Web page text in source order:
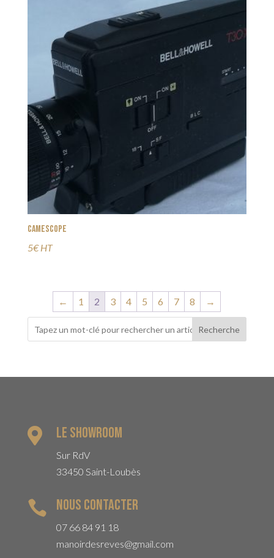
Camescope
5€ HT
← 1 2 3 4 5 6 7 8 →
Recherche
 Le Showroom
Sur RdV
33450 Saint-Loubès
 Nous contacter
07 66 84 91 18
manoirdesreves@gmail.com